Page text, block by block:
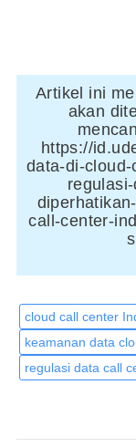
Artikel ini
akan
https://
data-di-
call-center-
cloud call center
keamanan data
regulasi data call